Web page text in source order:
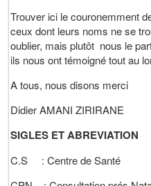
Trouver ici le couronemment
ceux dont leurs noms ne se
oublier, mais plutôt nous le
ils nous ont témoigné tout au
A tous, nous disons merci
Didier AMANI
SIGLES ET ABREVIATION
C.S : Centre de Santé